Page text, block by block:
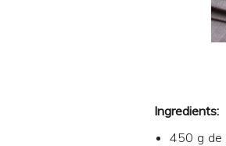
Ingredients:
450 g de